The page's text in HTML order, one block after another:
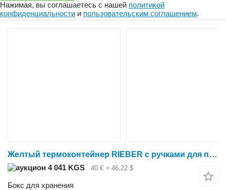
Нажимая, вы соглашаетесь с нашей политикой
конфиденциальности и пользовательским соглашением.
Желтый термоконтейнер RIEBER с ручками для переноски
4 041 KGS 40 € ≈ 46,22 $
Бокс для хранения